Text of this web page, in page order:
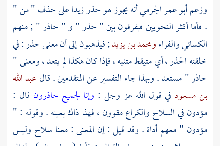
وزعمأبو عمر الجرميأنه يجوز هو حذر زيدا على حذف " من "
. فأما أكثر النحويين فيفرقون بين " حذر " و " حاذر " ; منهم
الكسائيوالفراءومحمد بن يزيد; فيذهبون إلى أن معنى حذر : في
خلقته الحذر ، أي متيقظ متنبه ، فإذا كان هكذا لم يتعد ، ومعنى "
حاذر " مستعد . وبهذا جاء التفسير عن المتقدمين . قالعبد الله
بن مسعود في قول الله عز وجل : وإنا لجميع حاذرون قال :
مؤدون في السلاح والكراع مقوون ، فهذا ذاك بعينه . وقوله : "
مؤدون " معهم أداة . وقد قيل : إن المعنى : معنا سلاح وليس